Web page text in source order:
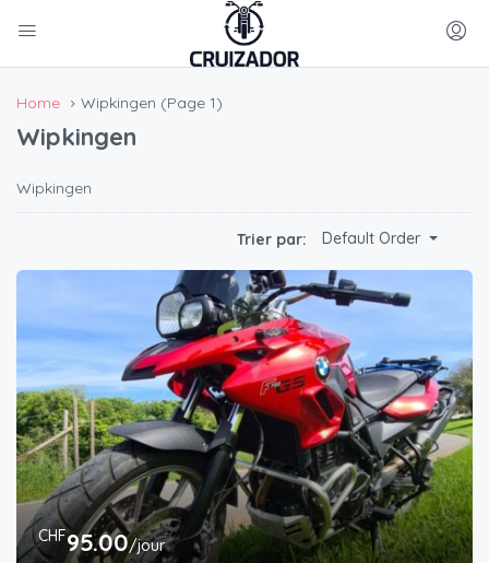
Home Wipkingen (Page 1)
Wipkingen
Wipkingen
Trier par: Default Order
CHF95.00/jour